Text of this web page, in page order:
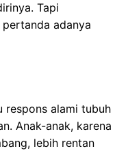
Tapi
adanya
respons alami tubuh
Anak-anak, karena
lebih rentan